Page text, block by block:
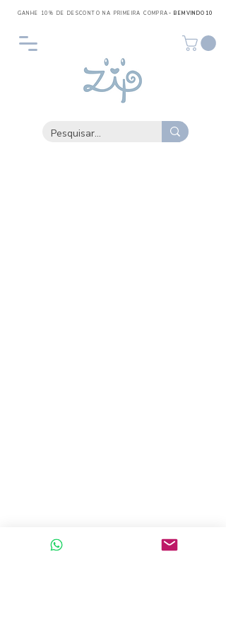
GANHE 10% DE DESCONTO NA PRIMEIRA COMPRA - BEMVINDO10